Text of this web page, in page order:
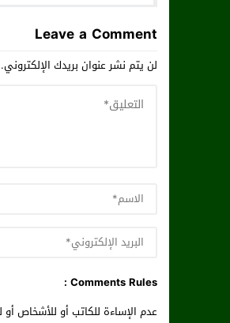
Leave a Comment
لن يتم نشر عنوان بريدك الإلكتروني.
Comments Rules :
عدم الإساءة للكاتب أو للأشخاص